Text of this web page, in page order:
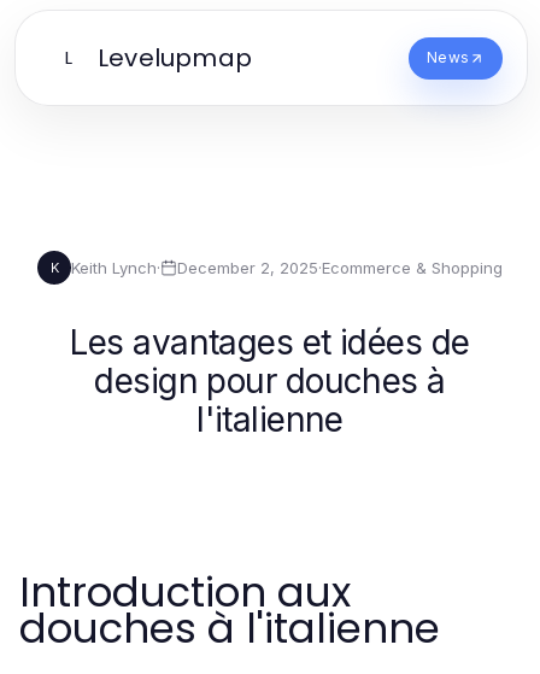
L Levelupmap News
K Keith Lynch· December 2, 2025·Ecommerce & Shopping
Les avantages et idées de
design pour douches à
l'italienne
Introduction aux
douches à l'italienne